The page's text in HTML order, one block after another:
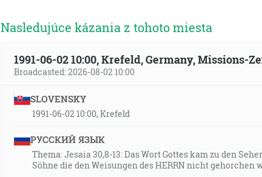
Nasledujúce kázania z tohoto miesta
1991-06-02 10:00, Krefeld, Germany, Missions-
Broadcasted: 2026-08-02 10:00
SLOVENSKY
1991-06-02 10:00, Krefeld
РУССКИЙ ЯЗЫК
Thema: Jesaia 30,8-13: Das Wort Gottes kam zu den
Söhne die den Weisungen des HERRN nicht gehorchen